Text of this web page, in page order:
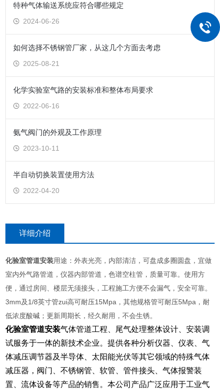
特种气体输送系统应符合哪些规定
2024-06-26
如何选择不锈钢管厂家，从这几个方面去考虑
2025-08-21
化学实验室气路的安装标准和整体布局要求
2022-06-16
氨气阀门的外观及工作原理
2023-10-11
半自动切换装置使用方法
2022-04-20
详细介绍
化验室管道安装用途：外表光亮，内部清洁，可盘成多圈圆盘，宜做
室内外气路管道，仪器内部管道，色谱空柱管，质量可靠。使用方
便，通过房间、楼层无须接头，工程施工方便不会漏气，安全可靠。
3mm及1/8英寸管zui高可耐压15Mpa，其他规格管可耐压5Mpa，耐
低浓度酸碱；更新周期长，经久耐用，不会生锈。
化验室管道安装气体管道工程、尾气处理整体设计、安装调
试服务于一体的新技术企业。提供各种分析仪器、仪表、气
体减压调节器及半导体、太阳能光伏等其它领域的特殊气体
减压器，阀门、不锈钢管、软管、管件接头、气体报警装
置、流体设备等产品的销售。本公司产品广泛应用于工业气